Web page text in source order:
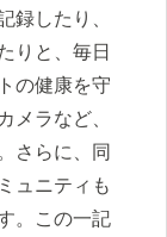
録したり、
りと、毎日
の健康を守
メラなど、
さらに、同
ュニティも
。この一記